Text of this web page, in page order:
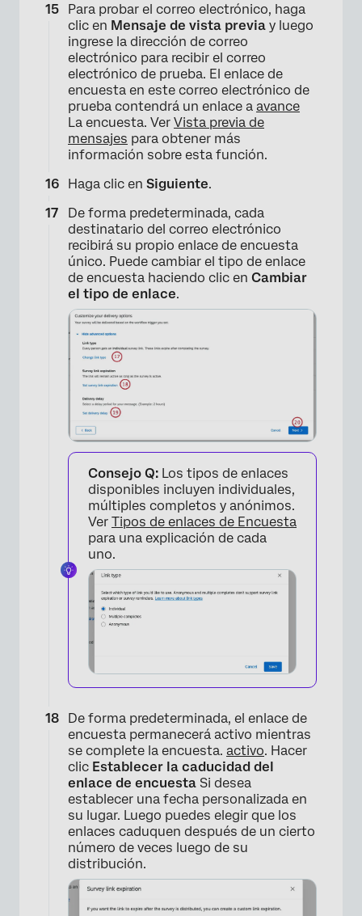
Para probar el correo electrónico, haga
clic en Mensaje de vista previa y luego
ingrese la dirección de correo
electrónico para recibir el correo
electrónico de prueba. El enlace de
encuesta en este correo electrónico de
prueba contendrá un enlace a avance
La encuesta. Ver Vista previa de
mensajes para obtener más
información sobre esta función.
Haga clic en Siguiente.
De forma predeterminada, cada
destinatario del correo electrónico
recibirá su propio enlace de encuesta
único. Puede cambiar el tipo de enlace
de encuesta haciendo clic en Cambiar
el tipo de enlace.
Consejo Q: Los tipos de enlaces
disponibles incluyen individuales,
múltiples completos y anónimos.
Ver Tipos de enlaces de Encuesta
para una explicación de cada
uno.
De forma predeterminada, el enlace de
encuesta permanecerá activo mientras
se complete la encuesta. activo. Hacer
clic Establecer la caducidad del
enlace de encuesta Si desea
establecer una fecha personalizada en
su lugar. Luego puedes elegir que los
enlaces caduquen después de un cierto
número de veces luego de su
distribución.